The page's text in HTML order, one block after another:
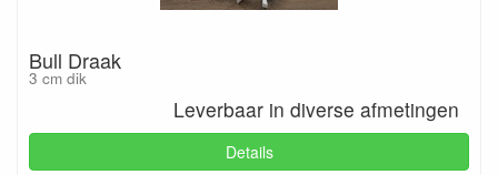
Bull Draak
3 cm dik
Leverbaar in diverse afmetingen
Details